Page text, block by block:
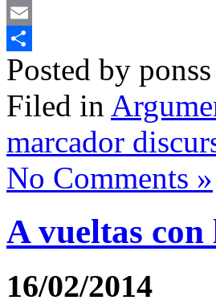
Mastodon
Email
Compartir
Posted by ponss
Filed in
marcador
No Comments »
A vueltas
16/02/2014